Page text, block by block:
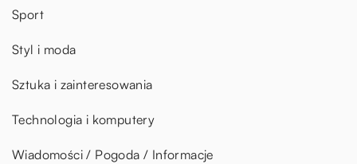
Sport
Styl i moda
Sztuka i zainteresowania
Technologia i komputery
Wiadomości / Pogoda / Informacje